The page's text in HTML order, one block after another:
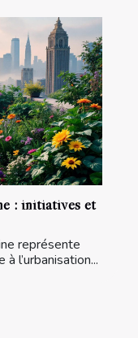
: initiatives et
représente
l’urbanisation...